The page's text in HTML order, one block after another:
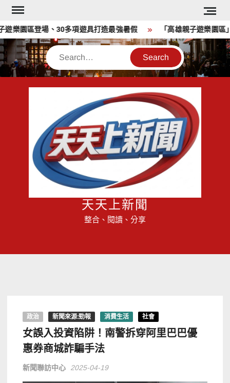
Skip
content
園區登場、30多項遊具打造最強暑假 「高雄親子遊樂園區」
Search
天天上新聞
整合、閱讀、分享
政治 新聞來源:勁報 消費生活 社會
女誤入投資陷阱！南警拆穿阿里巴巴優
惠券商城詐騙手法
新聞聯訪中心 2025-04-19